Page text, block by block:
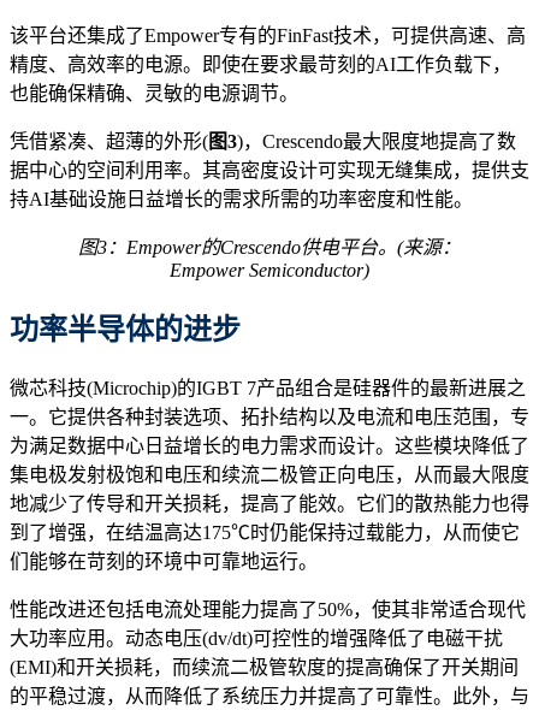
该平台还集成了Empower专有的FinFast技术，可提供高速、高
精度、高效率的电源。即使在要求最苛刻的AI工作负载下，
也能确保精确、灵敏的电源调节。
凭借紧凑、超薄的外形(图3)，Crescendo最大限度地提高了数
据中心的空间利用率。其高密度设计可实现无缝集成，提供支
持AI基础设施日益增长的需求所需的功率密度和性能。
图3：Empower的Crescendo供电平台。 (来源：
Empower Semiconductor)
功率半导体的进步
微芯科技(Microchip)的IGBT 7产品组合是硅器件的最新进展之
一。它提供各种封装选项、拓扑结构以及电流和电压范围，专
为满足数据中心日益增长的电力需求而设计。这些模块降低了
集电极发射极饱和电压和续流二极管正向电压，从而最大限度
地减少了传导和开关损耗，提高了能效。它们的散热能力也得
到了增强，在结温高达175℃时仍能保持过载能力，从而使它
们能够在苛刻的环境中可靠地运行。
性能改进还包括电流处理能力提高了50%，使其非常适合现代
大功率应用。动态电压(dv/dt)可控性的增强降低了电磁干扰
(EMI)和开关损耗，而续流二极管软度的提高确保了开关期间
的平稳过渡，从而降低了系统压力并提高了可靠性。此外，与